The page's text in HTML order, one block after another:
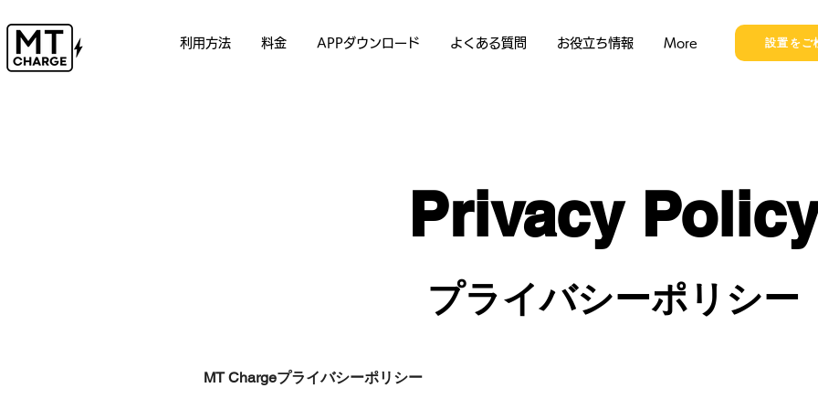
利用方法 料金 APPダウンロード よくある質問 お役立ち情報 More 設置をご
Privacy
​プライバシーポリシー
MT Chargeプライバシーポリシー